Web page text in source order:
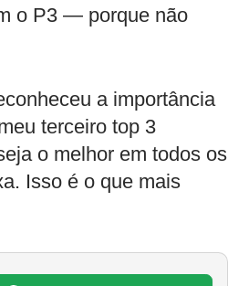
o P3 — porque não
a importância
terceiro top 3
o melhor em todos os
Isso é o que mais